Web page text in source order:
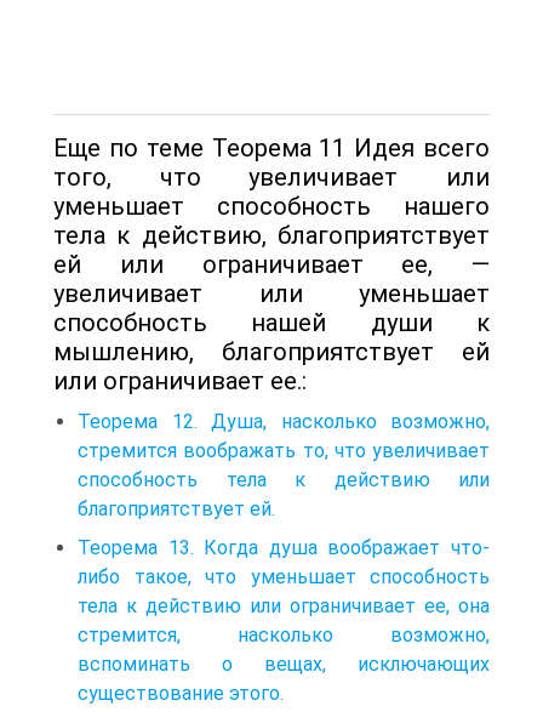
Еще по теме Теорема 11 Идея всего
того, что увеличивает или
уменьшает способность нашего
тела к действию, благоприятствует
ей или ограничивает ее, —
увеличивает или уменьшает
способность нашей души к
мышлению, благоприятствует ей
или ограничивает ее.:
Теорема 12. Душа, насколько возможно,
стремится воображать то, что увеличивает
способность тела к действию или
благоприятствует ей.
Теорема 13. Когда душа воображает что-
либо такое, что уменьшает способность
тела к действию или ограничивает ее, она
стремится, насколько возможно,
вспоминать о вещах, исключающих
существование этого.